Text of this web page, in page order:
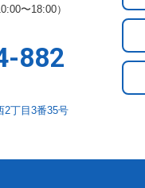
〜18:00）
882
2丁目3番35号